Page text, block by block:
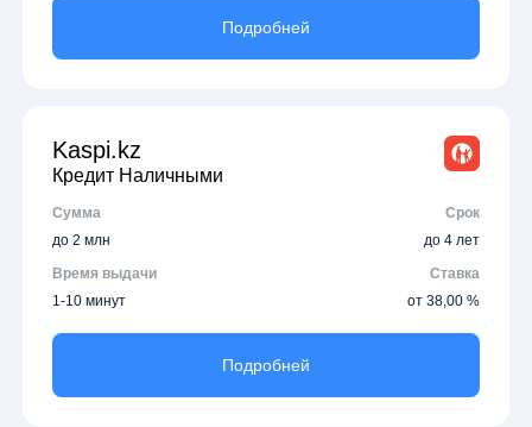
Подробней
Kaspi.kz
Кредит Наличными
Сумма
Срок
до 2 млн
до 4 лет
Время выдачи
Ставка
1-10 минут
от 38,00 %
Подробней